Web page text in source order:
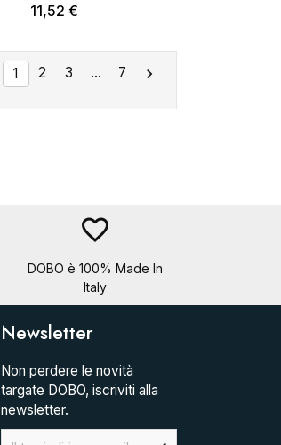
11,52 €
1 2 3 … 7 
favorite_border
DOBO è 100% Made In
Italy
Newsletter
Non perdere le novità
targate DOBO, iscriviti alla
newsletter.